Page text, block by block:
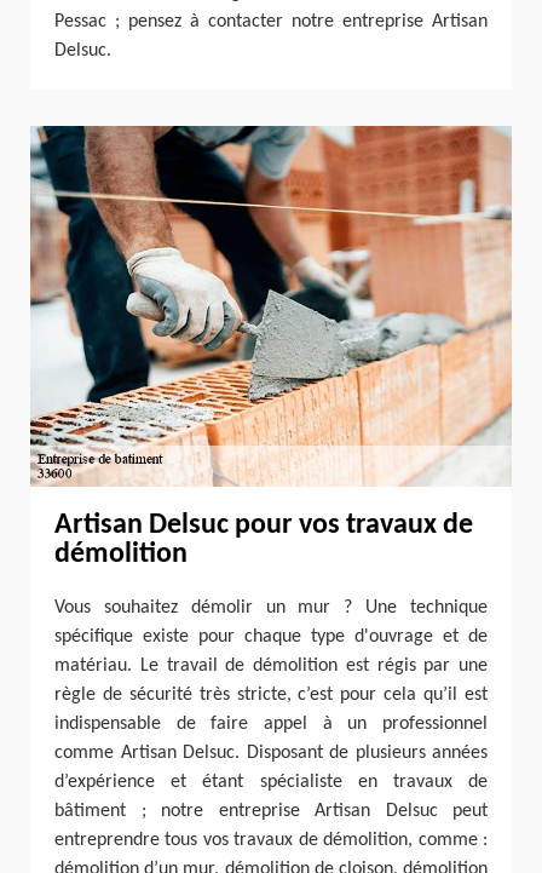
Pessac ; pensez à contacter notre entreprise Artisan
Delsuc.
Artisan Delsuc pour vos travaux de
démolition
Vous souhaitez démolir un mur ? Une technique
spécifique existe pour chaque type d'ouvrage et de
matériau. Le travail de démolition est régis par une
règle de sécurité très stricte, c’est pour cela qu’il est
indispensable de faire appel à un professionnel
comme Artisan Delsuc. Disposant de plusieurs années
d’expérience et étant spécialiste en travaux de
bâtiment ; notre entreprise Artisan Delsuc peut
entreprendre tous vos travaux de démolition, comme :